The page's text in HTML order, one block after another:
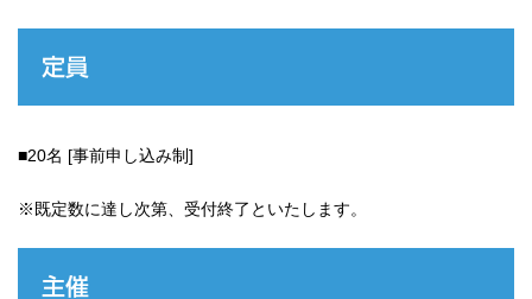
定員
■20名 [事前申し込み制]
※既定数に達し次第、受付終了といたします。
主催